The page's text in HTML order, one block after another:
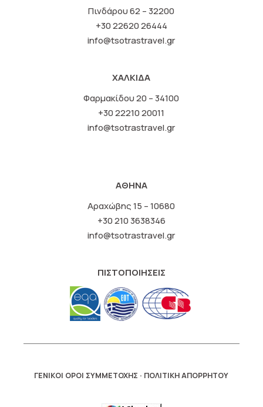
Πινδάρου 62 – 32200
+30 22620 26444
info@tsotrastravel.gr
ΧΑΛΚΙΔΑ
Φαρμακίδου 20 – 34100
+30 22210 20011
info@tsotrastravel.gr
ΑΘΗΝΑ
Αραχώβης 15 – 10680
+30 210 3638346
info@tsotrastravel.gr
ΠΙΣΤΟΠΟΙΗΣΕΙΣ
ΓΕΝΙΚΟΙ ΟΡΟΙ ΣΥΜΜΕΤΟΧΗΣ · ΠΟΛΙΤΙΚΗ ΑΠΟΡΡΗΤΟΥ